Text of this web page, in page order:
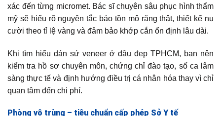
xác đến từng micromet. Bác sĩ chuyên sâu phục hình thẩm
mỹ sẽ hiểu rõ nguyên tắc bảo tồn mô răng thật, thiết kế nụ
cười theo tỉ lệ vàng và đảm bảo khớp cắn ổn định lâu dài.
Khi tìm hiểu dán sứ veneer ở đâu đẹp TPHCM, bạn nên
kiểm tra hồ sơ chuyên môn, chứng chỉ đào tạo, số ca lâm
sàng thực tế và định hướng điều trị cá nhân hóa thay vì chỉ
quan tâm đến chi phí.
Phòng vô trùng – tiêu chuẩn cấp phép Sở Y tế